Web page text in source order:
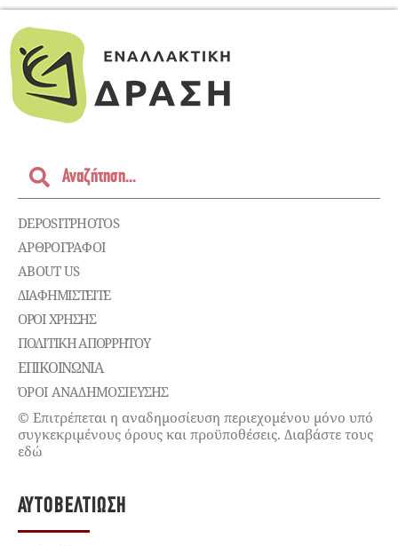
DEPOSITPHOTOS
ΑΡΘΡΟΓΡΑΦΟΙ
ABOUT US
ΔΙΑΦΗΜΙΣΤΕΊΤΕ
ΌΡΟΙ ΧΡΉΣΗΣ
ΠΟΛΙΤΙΚΉ ΑΠΟΡΡΉΤΟΥ
ΕΠΙΚΟΙΝΩΝΊΑ
ΌΡΟΙ ΑΝΑΔΗΜΟΣΙΕΥΣΗΣ
© Επιτρέπεται η αναδημοσίευση περιεχομένου μόνο υπό
συγκεκριμένους όρους και προϋποθέσεις. Διαβάστε τους
εδώ
ΑΥΤΟΒΕΛΤΊΩΣΗ